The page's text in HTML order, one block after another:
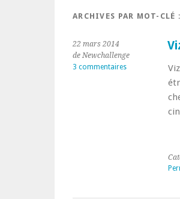
ARCHIVES PAR MOT-CLÉ :
22 mars 2014
de Newchallenge
3 commentaires